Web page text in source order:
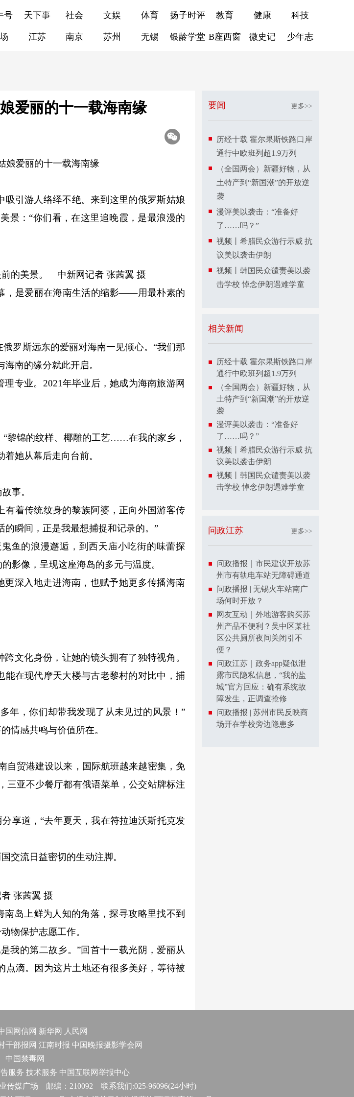
号 天下事 社会 文娱 体育 扬子时评 教育 健康 科技
江苏 南京 苏州 无锡 银龄学堂 B座西窗 微史记 少年志
爱丽的十一载海南缘
娘爱丽的十一载海南缘
引游人络绎不绝。来到这里的俄罗斯姑娘
景：“你们看，在这里追晚霞，是最浪漫的
的美景。 中新网记者 张茜翼 摄
是爱丽在海南生活的缩影——用最朴素的
罗斯远东的爱丽对海南一见倾心。“我们那
南的缘分就此开启。
专业。2021年毕业后，她成为海南旅游网
锦的纹样、椰雕的工艺……在我的家乡，
她从幕后走向台前。
事。
着传统纹身的黎族阿婆，正向外国游客传
瞬间，正是我最想捕捉和记录的。”
的浪漫邂逅，到西天庙小吃街的味蕾探
影像，呈现这座海岛的多元与温度。
深入地走进海南，也赋予她更多传播海南
文化身份，让她的镜头拥有了独特视角。
在现代摩天大楼与古老黎村的对比中，捕
，你们却带我发现了从未见过的风景！”
情感共鸣与价值所在。
贸港建设以来，国际航班越来越密集，免
三亚不少餐厅都有俄语菜单，公交站牌标注
享道，“去年夏天，我在符拉迪沃斯托克发
流日益密切的生动注脚。
张茜翼 摄
岛上鲜为人知的角落，探寻攻略里找不到
物保护志愿工作。
的第二故乡。”回首十一载光阴，爱丽从
点滴。因为这片土地还有很多美好，等待被
要闻 更多>>
历经十载 霍尔果斯铁路口岸
通行中欧班列超1.9万列
（全国两会）新疆好物，从
土特产到“新国潮”的开放逆
袭
漫评美以袭击：“准备好
了……吗？”
视频丨希腊民众游行示威 抗
议美以袭击伊朗
视频丨韩国民众谴责美以袭
击学校 悼念伊朗遇难学童
相关新闻
历经十载 霍尔果斯铁路口岸
通行中欧班列超1.9万列
（全国两会）新疆好物，从
土特产到“新国潮”的开放逆
袭
漫评美以袭击：“准备好
了……吗？”
视频丨希腊民众游行示威 抗
议美以袭击伊朗
视频丨韩国民众谴责美以袭
击学校 悼念伊朗遇难学童
问政江苏 更多>>
问政播报｜市民建议开放苏
州市有轨电车站无障碍通道
问政播报 | 无锡火车站南广
场何时开放？
网友互动｜外地游客购买苏
州产品不便利？吴中区某社
区公共厕所夜间关闭引不
便？
问政江苏｜政务app疑似泄
露市民隐私信息，“我的盐
城”官方回应：确有系统故
障发生，正调查抢修
问政播报 | 苏州市民反映商
场开在学校旁边隐患多
国网信网 新华网
人民网
干部报网 江南时报 中国晚报摄影学会网
中国禁毒网
服务 技术服务 中国互联网举报中心
传媒广场 邮编：210092 联系我们:025-96096(24小时)